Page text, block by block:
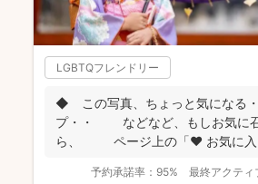
LGBTQフレンドリー
◆ この写真、ちょっと気になる
プ・・ などなど、もしお気に召
ら、 ページ上の「❤ お気に入
予約承諾率： 95% 最終アクティ